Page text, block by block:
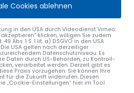
Cookies ablehnen
in den USA durch Videodienst Vimeo:
klicken, willigen Sie zudem
Abs. 1 S. 1 lit. a) DSGVO in den USA
USA gelten nach derzeitiger
Datenschutzniveau. Es
Daten durch US-Behörden, zu Kontroll-
verarbeitet werden. Derzeit gibt es
Praxis vorzugehen. Sie können Ihre
für die Zukunft widerrufen. Diesen
„Cookie-Einstellungen“ hier im Tool